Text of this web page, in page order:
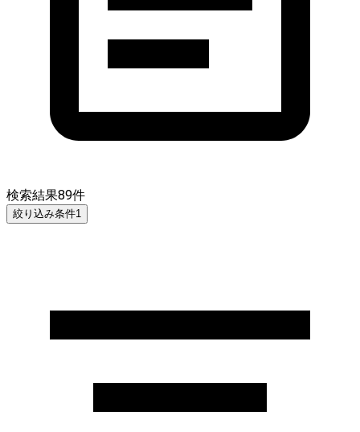
検索結果89件
絞り込み条件1